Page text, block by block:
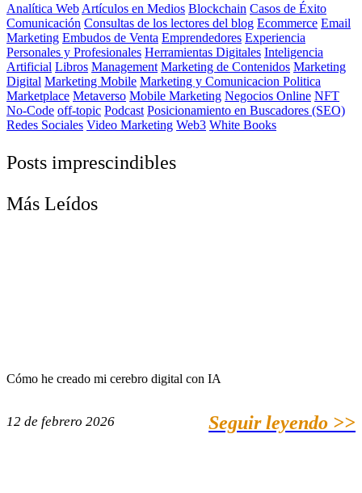
Analítica Web Artículos en Medios Blockchain Casos de Éxito
Comunicación Consultas de los lectores del blog Ecommerce Email
Marketing Embudos de Venta Emprendedores Experiencia
Personales y Profesionales Herramientas Digitales Inteligencia
Artificial Libros Management Marketing de Contenidos Marketing
Digital Marketing Mobile Marketing y Comunicacion Politica
Marketplace Metaverso Mobile Marketing Negocios Online NFT
No-Code off-topic Podcast Posicionamiento en Buscadores (SEO)
Redes Sociales Video Marketing Web3 White Books
Posts imprescindibles
Más Leídos
Cómo he creado mi cerebro digital con IA
12 de febrero 2026 Seguir leyendo >>